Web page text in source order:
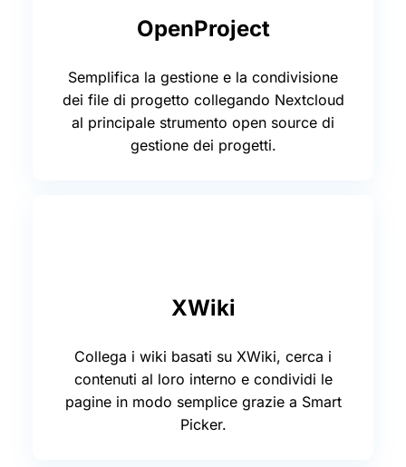
OpenProject
Semplifica la gestione e la condivisione
dei file di progetto collegando Nextcloud
al principale strumento open source di
gestione dei progetti.
XWiki
Collega i wiki basati su XWiki, cerca i
contenuti al loro interno e condividi le
pagine in modo semplice grazie a Smart
Picker.